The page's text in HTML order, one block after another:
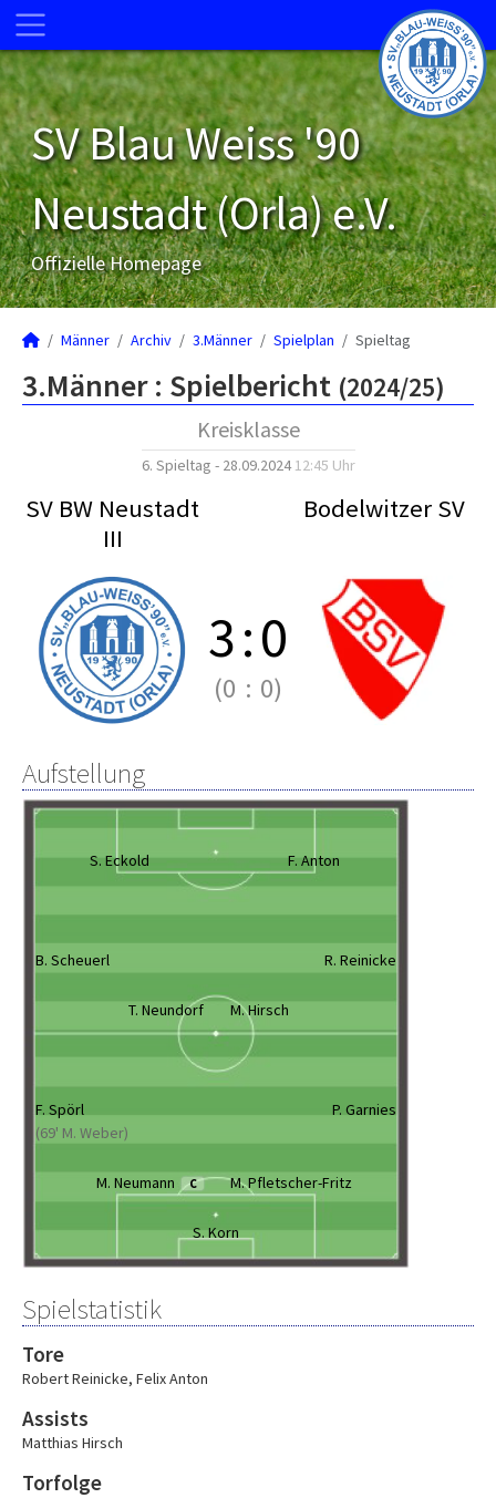
SV Blau Weiss '90
Neustadt (Orla) e.V.
Offizielle Homepage
Männer Archiv 3.Männer Spielplan Spieltag
3.Männer : Spielbericht (2024/25)
Kreisklasse
6. Spieltag - 28.09.202412:45 Uhr
SV BW Neustadt
III
Bodelwitzer SV
3:0
(0 : 0)
Aufstellung
S. Eckold F. Anton
B. Scheuerl R. Reinicke
T. Neundorf M. Hirsch
F. Spörl
(69' M. Weber)
P. Garnies
M. Neumann C M. Pfletscher-Fritz
S. Korn
Spielstatistik
Tore
Robert Reinicke, Felix Anton
Assists
Matthias Hirsch
Torfolge